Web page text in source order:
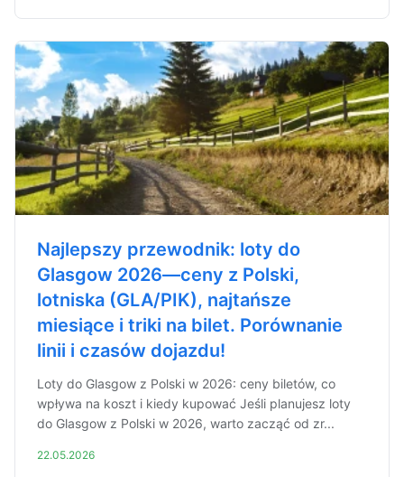
Najlepszy przewodnik: loty do
Glasgow 2026—ceny z Polski,
lotniska (GLA/PIK), najtańsze
miesiące i triki na bilet. Porównanie
linii i czasów dojazdu!
Loty do Glasgow z Polski w 2026: ceny biletów, co
wpływa na koszt i kiedy kupować Jeśli planujesz loty
do Glasgow z Polski w 2026, warto zacząć od zr...
22.05.2026